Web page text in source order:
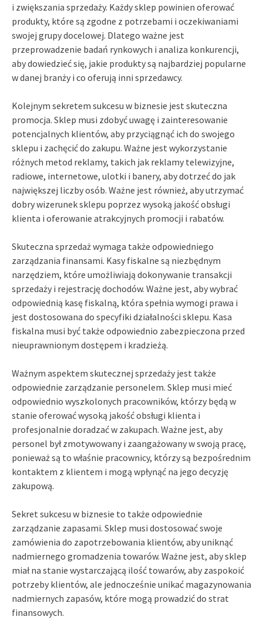
i zwiększania sprzedaży. Każdy sklep powinien oferować
produkty, które są zgodne z potrzebami i oczekiwaniami
swojej grupy docelowej. Dlatego ważne jest
przeprowadzenie badań rynkowych i analiza konkurencji,
aby dowiedzieć się, jakie produkty są najbardziej popularne
w danej branży i co oferują inni sprzedawcy.
Kolejnym sekretem sukcesu w biznesie jest skuteczna
promocja. Sklep musi zdobyć uwagę i zainteresowanie
potencjalnych klientów, aby przyciągnąć ich do swojego
sklepu i zachęcić do zakupu. Ważne jest wykorzystanie
różnych metod reklamy, takich jak reklamy telewizyjne,
radiowe, internetowe, ulotki i banery, aby dotrzeć do jak
największej liczby osób. Ważne jest również, aby utrzymać
dobry wizerunek sklepu poprzez wysoką jakość obsługi
klienta i oferowanie atrakcyjnych promocji i rabatów.
Skuteczna sprzedaż wymaga także odpowiedniego
zarządzania finansami. Kasy fiskalne są niezbędnym
narzędziem, które umożliwiają dokonywanie transakcji
sprzedaży i rejestrację dochodów. Ważne jest, aby wybrać
odpowiednią kasę fiskalną, która spełnia wymogi prawa i
jest dostosowana do specyfiki działalności sklepu. Kasa
fiskalna musi być także odpowiednio zabezpieczona przed
nieuprawnionym dostępem i kradzieżą.
Ważnym aspektem skutecznej sprzedaży jest także
odpowiednie zarządzanie personelem. Sklep musi mieć
odpowiednio wyszkolonych pracowników, którzy będą w
stanie oferować wysoką jakość obsługi klienta i
profesjonalnie doradzać w zakupach. Ważne jest, aby
personel był zmotywowany i zaangażowany w swoją pracę,
ponieważ są to właśnie pracownicy, którzy są bezpośrednim
kontaktem z klientem i mogą wpłynąć na jego decyzję
zakupową.
Sekret sukcesu w biznesie to także odpowiednie
zarządzanie zapasami. Sklep musi dostosować swoje
zamówienia do zapotrzebowania klientów, aby uniknąć
nadmiernego gromadzenia towarów. Ważne jest, aby sklep
miał na stanie wystarczającą ilość towarów, aby zaspokoić
potrzeby klientów, ale jednocześnie unikać magazynowania
nadmiernych zapasów, które mogą prowadzić do strat
finansowych.